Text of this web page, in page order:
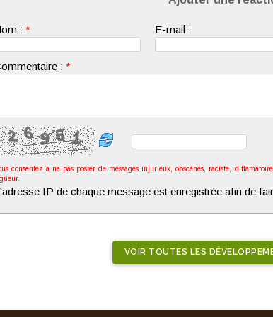
: * E-mail :
: *
consentez à ne pas poster de messages injurieux, obscènes, raciste,
IP de chaque message est enregistrée afin de
VOIR TOUTES LES